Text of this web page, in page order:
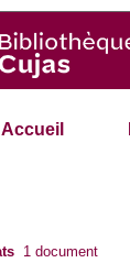
Accueil
1 document